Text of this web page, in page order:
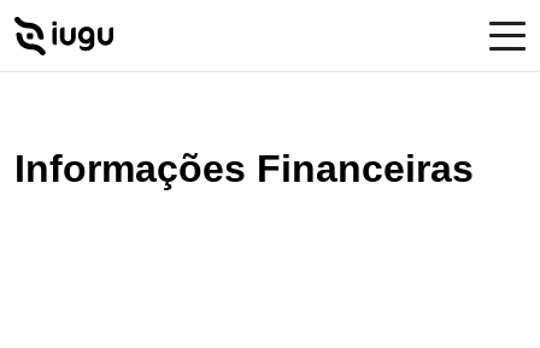
Informações Financeiras